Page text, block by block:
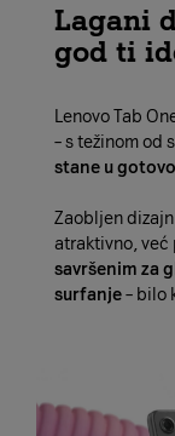
Lagani
god ti
Lenovo Tab
– s težinom od
stane u
Zaobljen
atraktivno, već
savršenim za
surfanje– bilo